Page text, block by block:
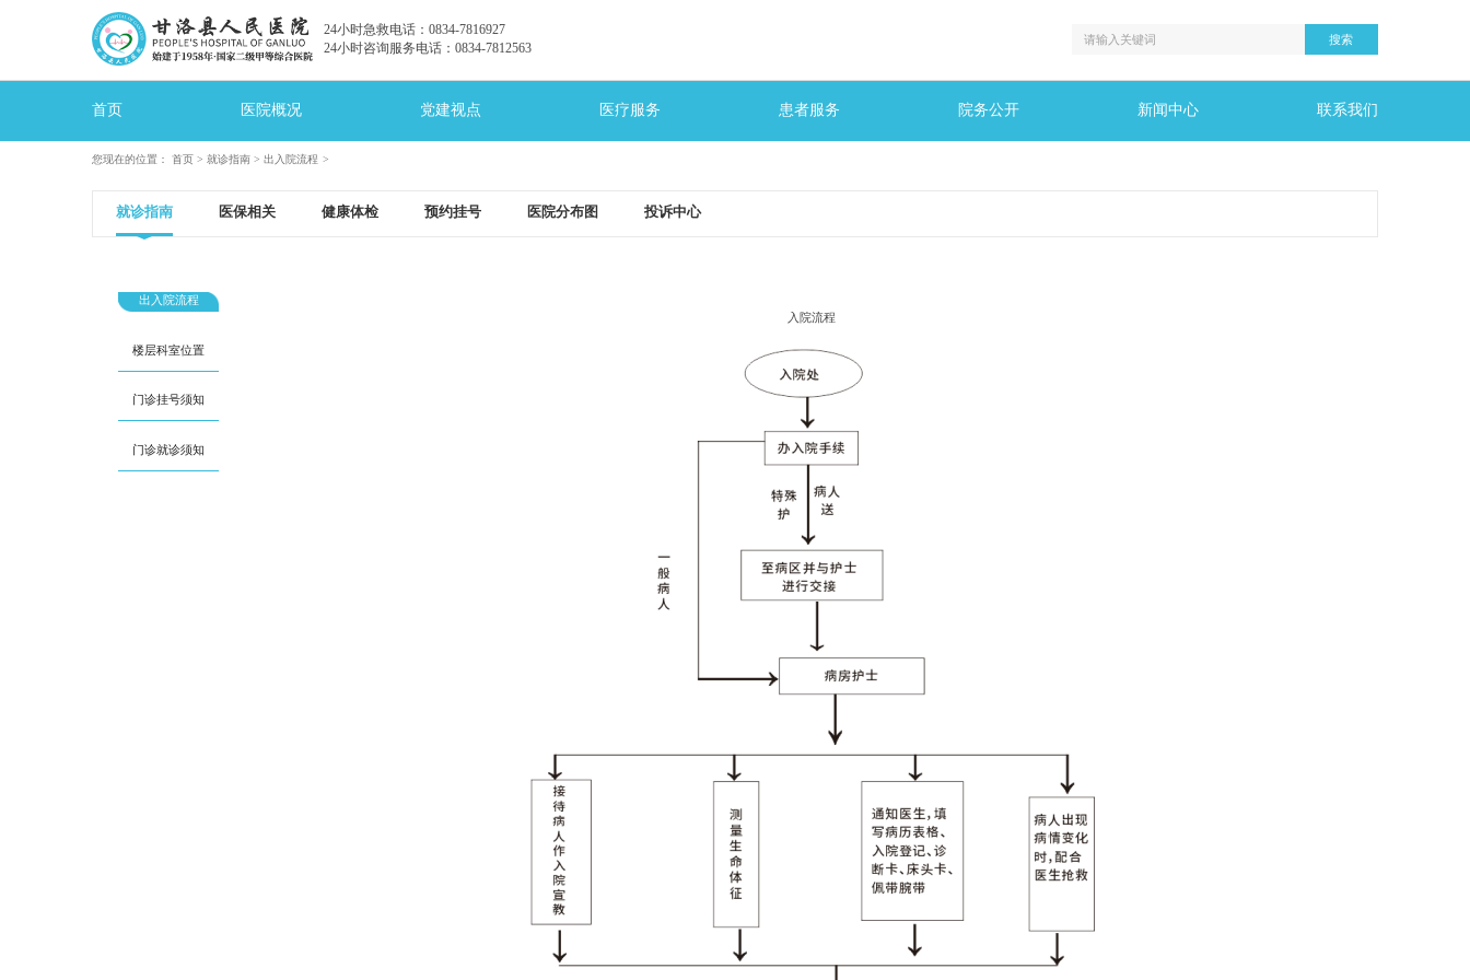
24小时急救电话：0834-7816927
24小时咨询服务电话：0834-7812563
首页 医院概况 党建视点 医疗服务 患者服务 院务公开 新闻中心 联系我们
您现在的位置： 首页 > 就诊指南 > 出入院流程
就诊指南 医保相关 健康体检 预约挂号 医院分布图 投诉中心
出入院流程
楼层科室位置
门诊挂号须知
门诊就诊须知
入院流程